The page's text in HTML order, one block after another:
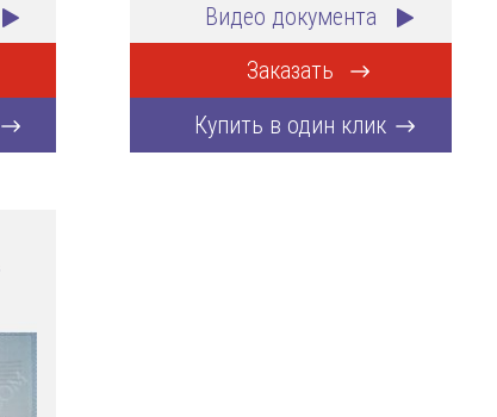
Видео документа
Заказать
Купить в один клик